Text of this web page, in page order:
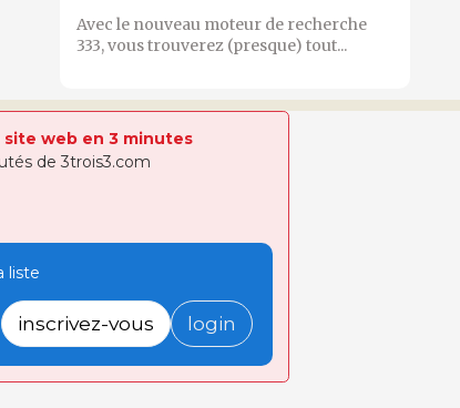
Avec le nouveau moteur de recherche
333, vous trouverez (presque) tout...
web en 3 minutes
de 3trois3.com
liste
inscrivez-vous login